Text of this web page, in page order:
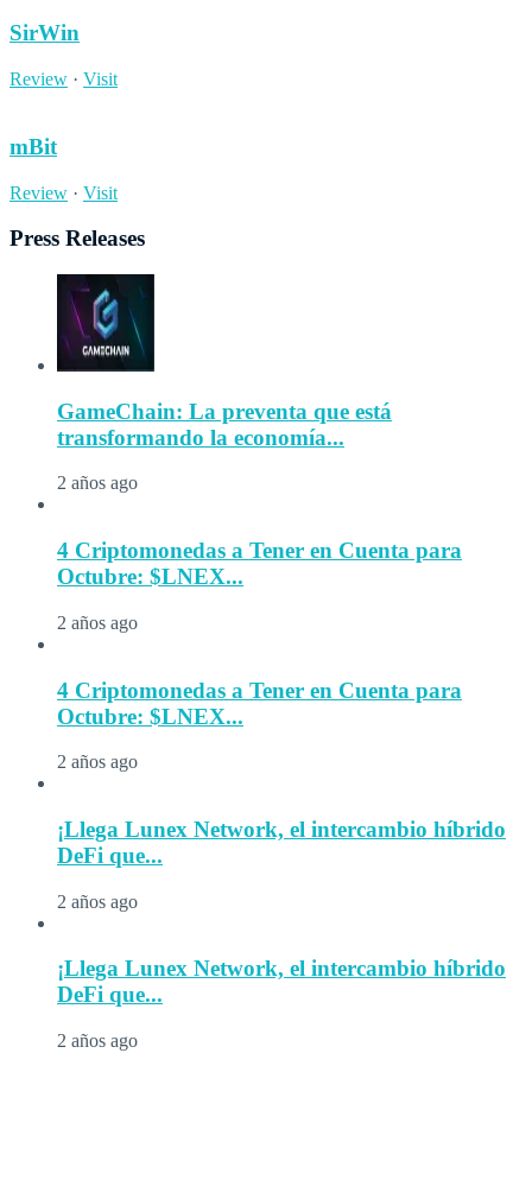
SirWin
Review · Visit
mBit
Review · Visit
Press Releases
GameChain: La preventa que está
transformando la economía...
2 años ago
4 Criptomonedas a Tener en Cuenta para
Octubre: $LNEX...
2 años ago
4 Criptomonedas a Tener en Cuenta para
Octubre: $LNEX...
2 años ago
¡Llega Lunex Network, el intercambio híbrido
DeFi que...
2 años ago
¡Llega Lunex Network, el intercambio híbrido
DeFi que...
2 años ago